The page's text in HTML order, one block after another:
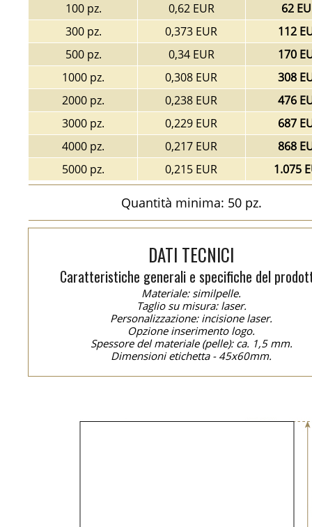
100 pz.
0,62 EUR
62
300 pz.
0,373 EUR
112
500 pz.
0,34 EUR
170
1000 pz.
0,308 EUR
308
2000 pz.
0,238 EUR
476
3000 pz.
0,229 EUR
687
4000 pz.
0,217 EUR
868
5000 pz.
0,215 EUR 1.075
Quantità minima: 50 pz.
DATI TECNICI
Caratteristiche generali e specifiche del
Materiale: similpelle.
Taglio su misura: laser.
Personalizzazione: incisione laser.
Opzione inserimento logo.
Spessore del materiale (pelle): ca. 1,5 mm.
Dimensioni etichetta - 45x60mm.